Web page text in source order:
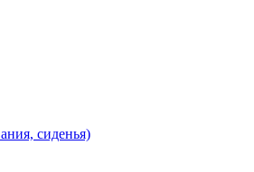
сиденья)